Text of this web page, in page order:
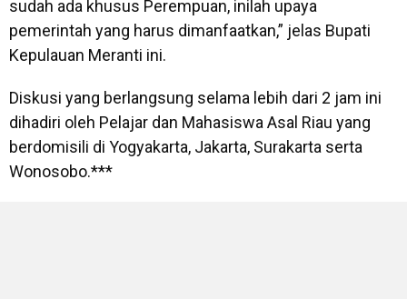
sudah ada khusus Perempuan, inilah upaya
pemerintah yang harus dimanfaatkan,” jelas Bupati
Kepulauan Meranti ini.
Diskusi yang berlangsung selama lebih dari 2 jam ini
dihadiri oleh Pelajar dan Mahasiswa Asal Riau yang
berdomisili di Yogyakarta, Jakarta, Surakarta serta
Wonosobo.***